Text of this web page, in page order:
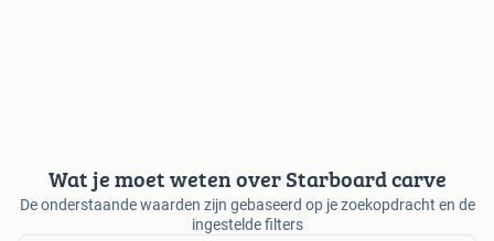
Wat je moet weten over Starboard carve
De onderstaande waarden zijn gebaseerd op je zoekopdracht en de
ingestelde filters